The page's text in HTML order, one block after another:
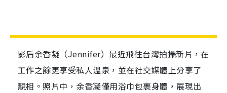
影后余香凝（Jennifer）最近飛往台灣拍攝新片，在
工作之餘更享受私人溫泉，並在社交媒體上分享了
靚相。照片中，余香凝僅用浴巾包裹身體，展現出